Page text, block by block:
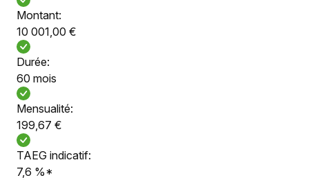
Montant:
10 001,00 €
Durée:
60 mois
Mensualité:
199,67 €
TAEG indicatif:
7,6 %*